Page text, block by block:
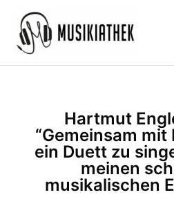
Inhalt
springen
Hartmut
“Gemeinsam
ein Duett zu
meinen
musikalischen